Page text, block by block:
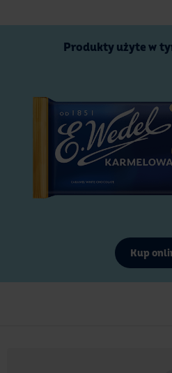
Produkty użyte w
Kup